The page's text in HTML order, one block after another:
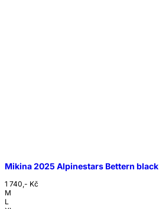
Mikina 2025 Alpinestars Bettern black
1 740,- Kč
M
L